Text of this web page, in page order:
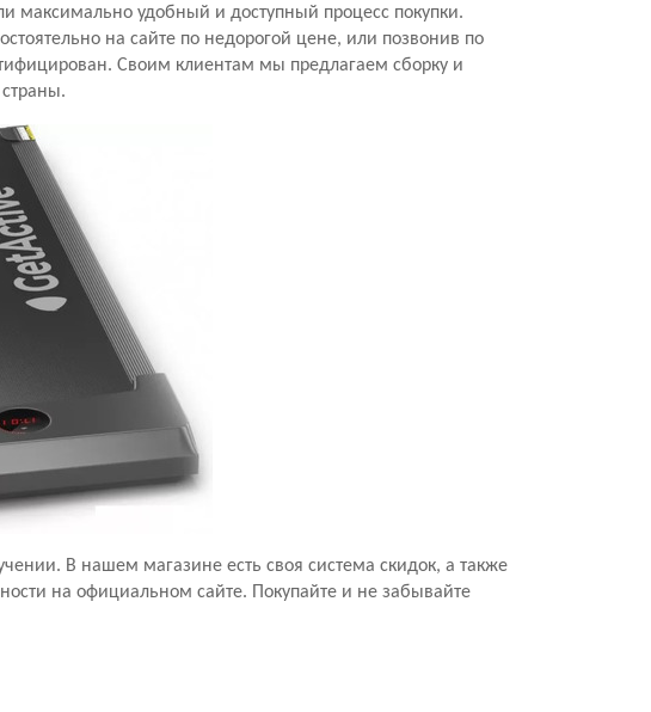
максимально удобный и доступный процесс покупки.
на сайте по недорогой цене, или позвонив по
Своим клиентам мы предлагаем сборку и
В нашем магазине есть своя система скидок, а также
на официальном сайте. Покупайте и не забывайте